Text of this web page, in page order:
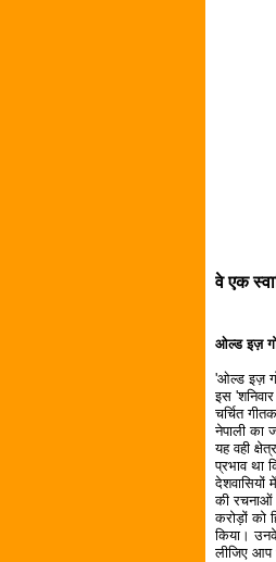
वे एक
ओल्ड इज़
'ओल्ड इज़
इस
चर्चित
नेपाली का
यह वही
प्रभाव था
की रचनाओं
करोड़ों को
किया।
लीजिए आप